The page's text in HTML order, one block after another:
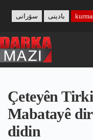
content
بادینی سۆرانی
Çeteyên
Mabatayê
didin